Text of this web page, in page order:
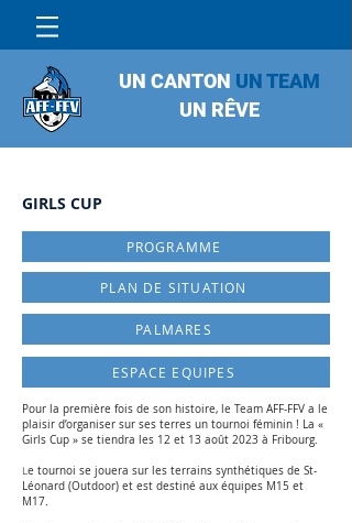
UN CANTON UN TEAM
UN RÊVE
GIRLS CUP
PROGRAMME
PLAN DE SITUATION
PALMARES
ESPACE EQUIPES
Pour la première fois de son histoire, le Team AFF-FFV a le
plaisir d’organiser sur ses terres un tournoi féminin ! La «
Girls Cup » se tiendra les 12 et 13 août 2023 à Fribourg.
Le tournoi se jouera sur les terrains synthétiques de St-
Léonard (Outdoor) et est destiné aux équipes M15 et
M17.